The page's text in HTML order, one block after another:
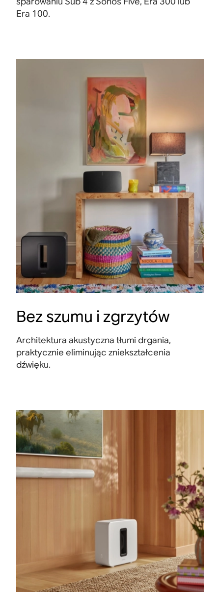
Era 100.
Bez szumu i zgrzytów
Architektura akustyczna tłumi drgania,
praktycznie eliminując zniekształcenia
dźwięku.